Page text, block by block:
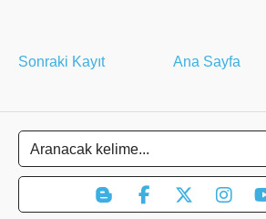
Sonraki Kayıt Ana Sayfa